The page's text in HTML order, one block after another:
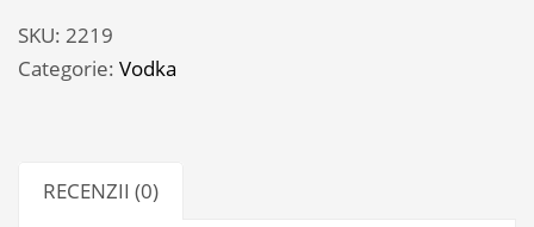
SKU: 2219
Categorie: Vodka
RECENZII (0)